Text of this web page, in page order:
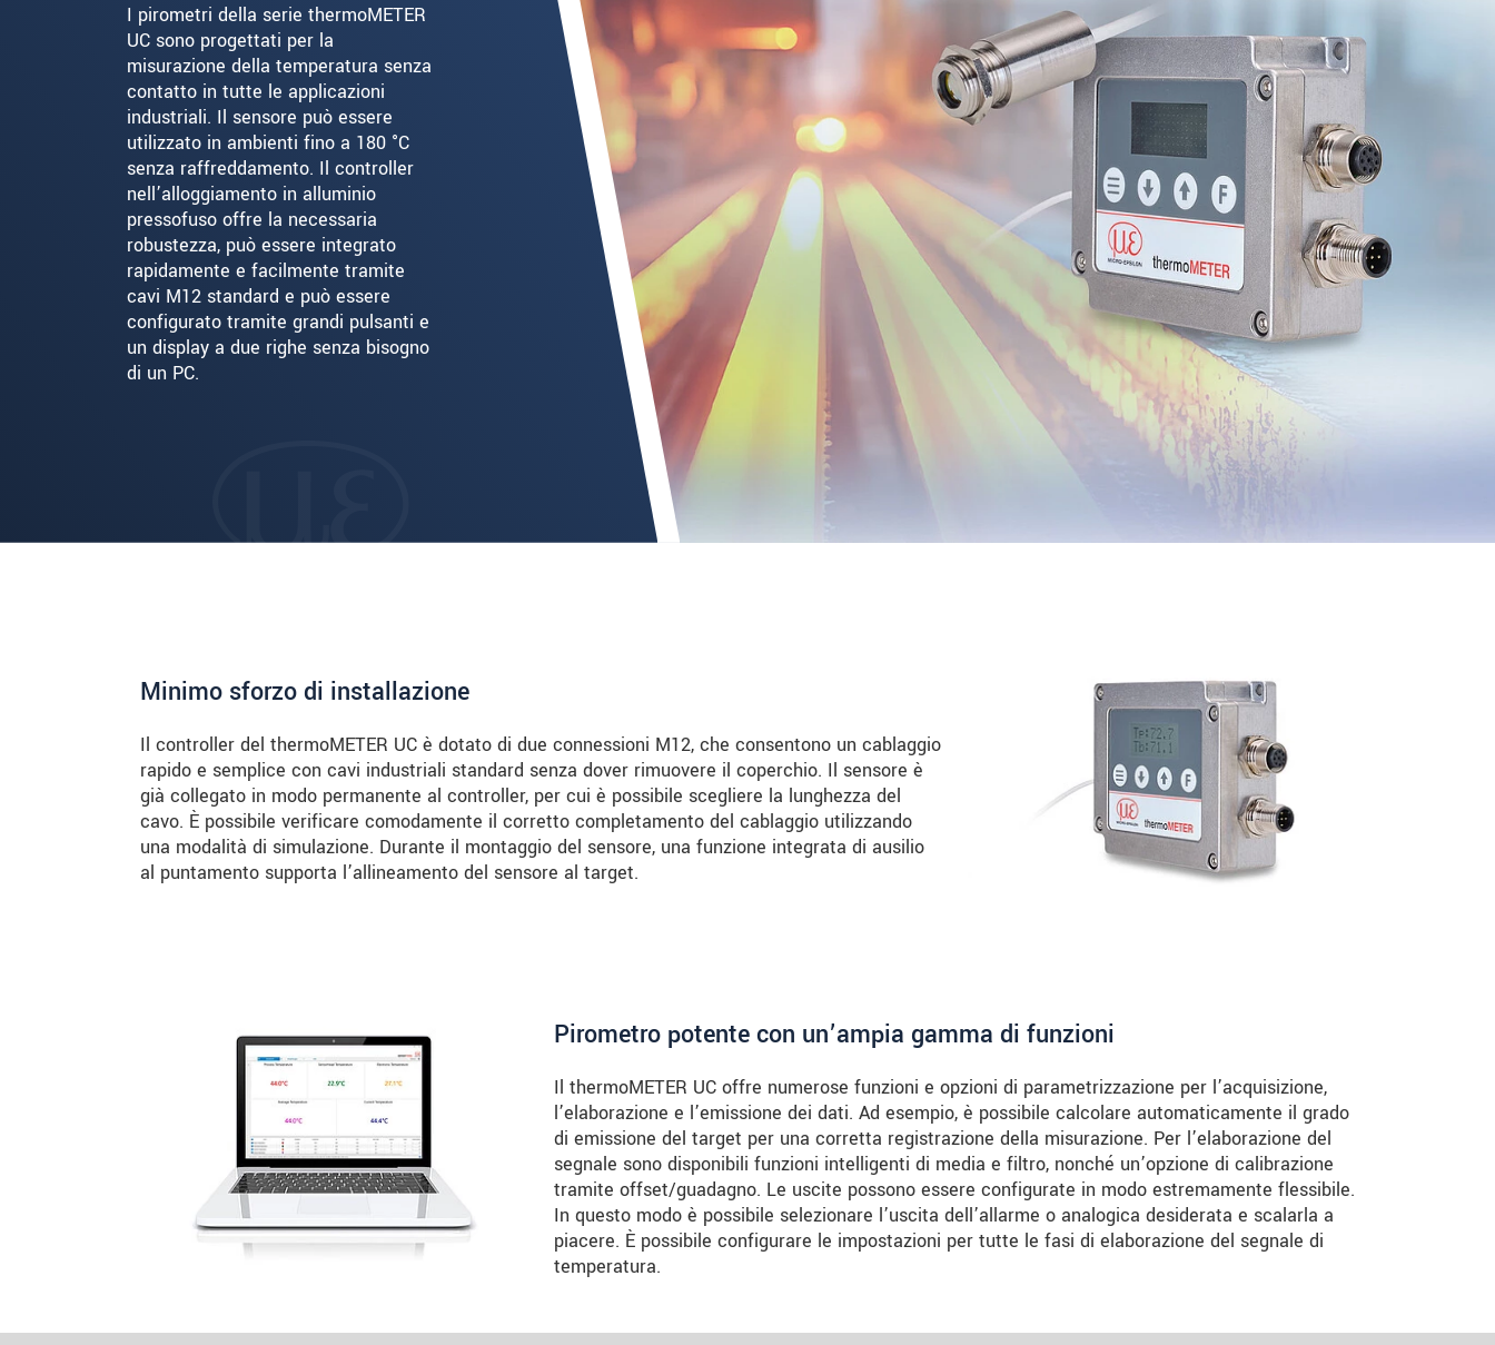
I pirometri della serie thermoMETER
UC sono progettati per la
misurazione della temperatura senza
contatto in tutte le applicazioni
industriali. Il sensore può essere
utilizzato in ambienti fino a 180 °C
senza raffreddamento. Il controller
nell’alloggiamento in alluminio
pressofuso offre la necessaria
robustezza, può essere integrato
rapidamente e facilmente tramite
cavi M12 standard e può essere
configurato tramite grandi pulsanti e
un display a due righe senza bisogno
di un PC.
Minimo sforzo di installazione
Il controller del thermoMETER UC è dotato di due connessioni M12, che consentono un cablaggio
rapido e semplice con cavi industriali standard senza dover rimuovere il coperchio. Il sensore è
già collegato in modo permanente al controller, per cui è possibile scegliere la lunghezza del
cavo. È possibile verificare comodamente il corretto completamento del cablaggio utilizzando
una modalità di simulazione. Durante il montaggio del sensore, una funzione integrata di ausilio
al puntamento supporta l’allineamento del sensore al target.
Pirometro potente con un’ampia gamma di funzioni
Il thermoMETER UC offre numerose funzioni e opzioni di parametrizzazione per l’acquisizione,
l’elaborazione e l’emissione dei dati. Ad esempio, è possibile calcolare automaticamente il grado
di emissione del target per una corretta registrazione della misurazione. Per l’elaborazione del
segnale sono disponibili funzioni intelligenti di media e filtro, nonché un’opzione di calibrazione
tramite offset/guadagno. Le uscite possono essere configurate in modo estremamente flessibile.
In questo modo è possibile selezionare l’uscita dell’allarme o analogica desiderata e scalarla a
piacere. È possibile configurare le impostazioni per tutte le fasi di elaborazione del segnale di
temperatura.